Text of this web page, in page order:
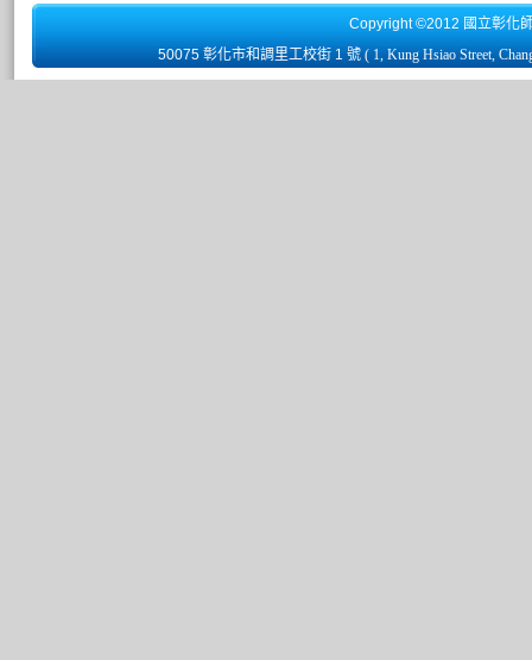
Copyright ©2012 國立彰化
50075 彰化市和調里工校街 1 號 ( 1, Kung Hsiao Street,